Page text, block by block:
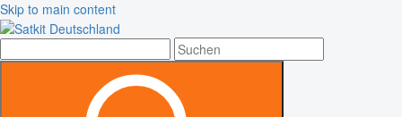
Skip to main content